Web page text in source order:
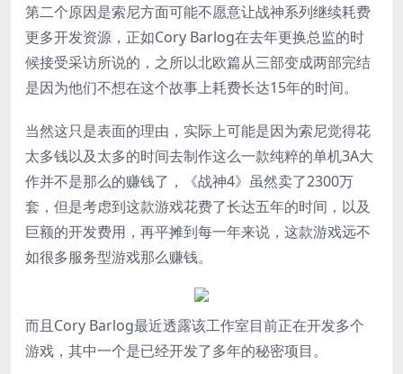
第二个原因是索尼方面可能不愿意让战神系列继续耗费
更多开发资源，正如Cory Barlog在去年更换总监的时
候接受采访所说的，之所以北欧篇从三部变成两部完结
是因为他们不想在这个故事上耗费长达15年的时间。
当然这只是表面的理由，实际上可能是因为索尼觉得花
太多钱以及太多的时间去制作这么一款纯粹的单机3A大
作并不是那么的赚钱了，《战神4》虽然卖了2300万
套，但是考虑到这款游戏花费了长达五年的时间，以及
巨额的开发费用，再平摊到每一年来说，这款游戏远不
如很多服务型游戏那么赚钱。
而且Cory Barlog最近透露该工作室目前正在开发多个
游戏，其中一个是已经开发了多年的秘密项目。